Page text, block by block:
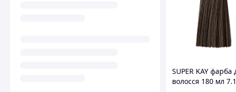
SUPER KAY фарба
волосся 180 мл 7.1